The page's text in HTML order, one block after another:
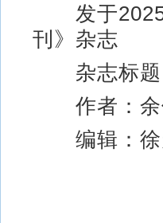
发于
刊》杂志
杂志标题
作者：余
编辑：徐